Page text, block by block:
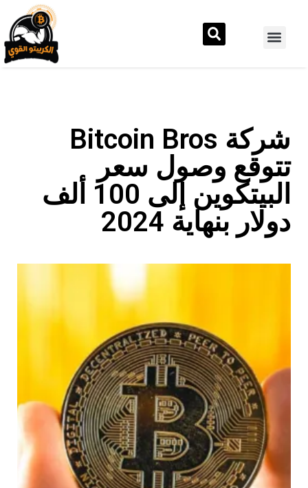
شركة Bitcoin Bros
تتوقع وصول سعر
البيتكوين إلى 100 ألف
دولار بنهاية 2024